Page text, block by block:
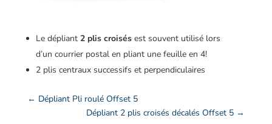
Le dépliant 2 plis croisésest souvent utilisé lors
d’un courrier postal en pliant une feuille en 4!
2 plis centraux successifs et perpendiculaires
← Dépliant Pli roulé Offset 5
Dépliant 2 plis croisés décalés Offset 5 →